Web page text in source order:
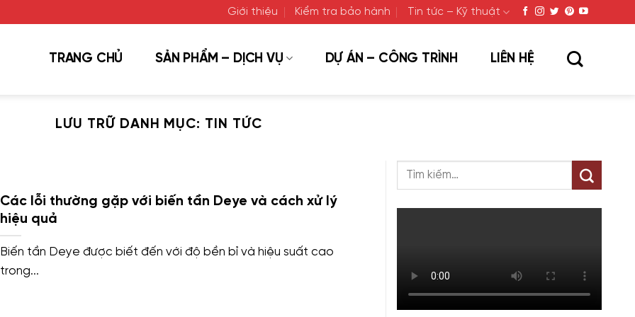
Giới thiệu Kiểm tra bảo hành Tin tức – Kỹ thuật
TRANG CHỦ SẢN PHẨM – DỊCH VỤ DỰ ÁN – CÔNG TRÌNH LIÊN HỆ
LƯU TRỮ DANH MỤC: TIN TỨC
Các lỗi thường gặp với biến tần Deye và cách xử lý
hiệu quả
Biến tần Deye được biết đến với độ bền bỉ và hiệu suất cao
trong...